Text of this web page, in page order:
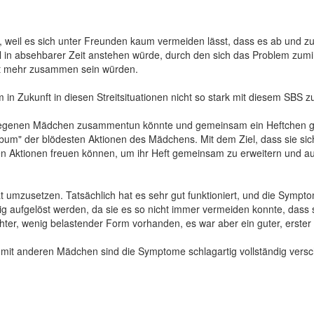
es sich unter Freunden kaum vermeiden lässt, dass es ab und
absehbarer Zeit anstehen würde, durch den sich das Problem
zusammen sein würden.
Zukunft in diesen Streitsituationen nicht so stark mit diesem SBS
Mädchen zusammentun könnte und gemeinsam ein
der blödesten Aktionen des Mädchens. Mit dem Ziel, dass sie
Aktionen freuen können, um ihr Heft gemeinsam zu erweitern und
Tatsächlich hat es sehr gut funktioniert, und die
aufgelöst werden, da sie es so nicht immer vermeiden konnte,
wenig belastender Form vorhanden, es war aber ein guter,
anderen Mädchen sind die Symptome schlagartig vollständig